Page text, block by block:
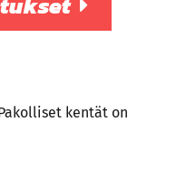
kentät on